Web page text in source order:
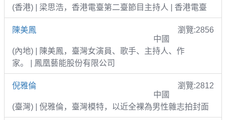
(香港) | 梁思浩，香港電臺第二臺節目主持人 | 香港電臺
陳美鳳
瀏覽:2856
中國
(內地) | 陳美鳳，臺灣女演員、歌手、主持人、作
家。 | 鳳凰藝能股份有限公司
倪雅倫
瀏覽:2812
中國
(臺灣) | 倪雅倫，臺灣模特，以近全裸為男性雜志拍封面